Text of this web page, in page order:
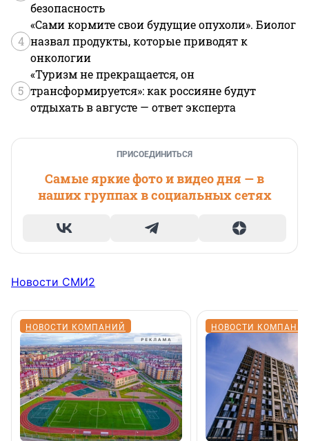
безопасность
4
«Сами кормите свои будущие опухоли». Биолог
назвал продукты, которые приводят к
онкологии
5
«Туризм не прекращается, он
трансформируется»: как россияне будут
отдыхать в августе — ответ эксперта
ПРИСОЕДИНИТЬСЯ
Самые яркие фото и видео дня — в
наших группах в социальных сетях
Новости СМИ2
НОВОСТИ КОМПАНИЙ НОВОСТИ